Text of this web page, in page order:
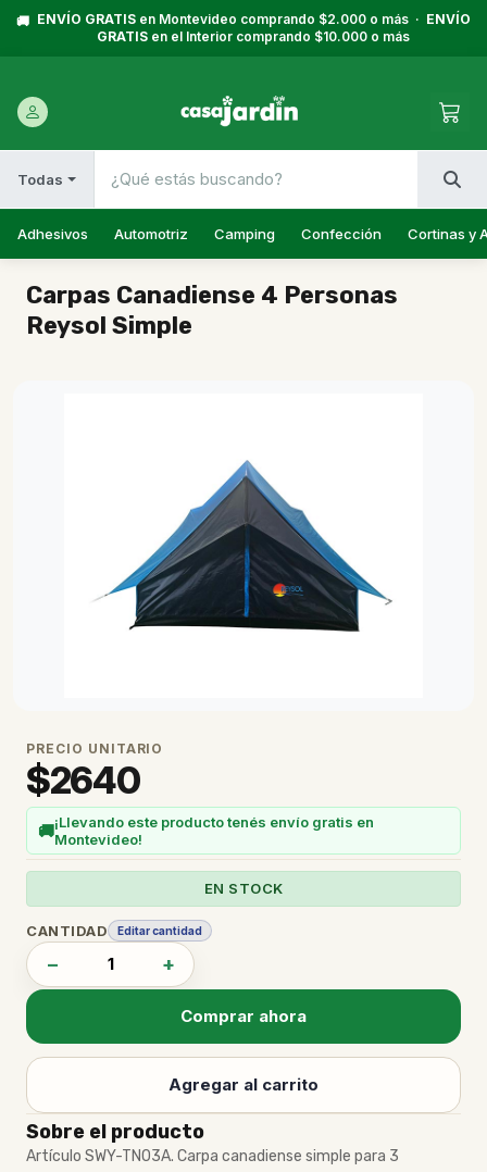
🚚 ENVÍO GRATISen Montevideo comprando $2.000 o más · ENVÍO
GRATIS en el Interior comprando $10.000 o más
Todas
Adhesivos Automotriz Camping Confección Cortinas y
Carpas Canadiense 4 Personas
Reysol Simple
PRECIO UNITARIO
$2640
🚚¡Llevando este producto tenés envío gratis en
Montevideo!
EN STOCK
CANTIDAD Editar cantidad
− +
Comprar ahora
Agregar al carrito
Sobre el producto
Artículo SWY-TN03A. Carpa canadiense simple para 3